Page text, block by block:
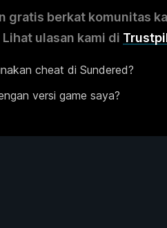
gratis berkat komunitas
ulasan kami di
cheat di Sundered?
versi game saya?